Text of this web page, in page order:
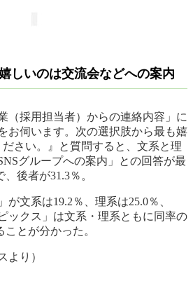
しいのは交流会などへの案内
（採用担当者）からの連絡内容」に
お伺います。次の選択肢から最も嬉
さい。』と質問すると、文系と理
グループへの案内」との回答が最
後者が31.3％。
が文系は19.2％、理系は25.0％、
ックス」は文系・理系ともに同率の
とが分かった。
より）